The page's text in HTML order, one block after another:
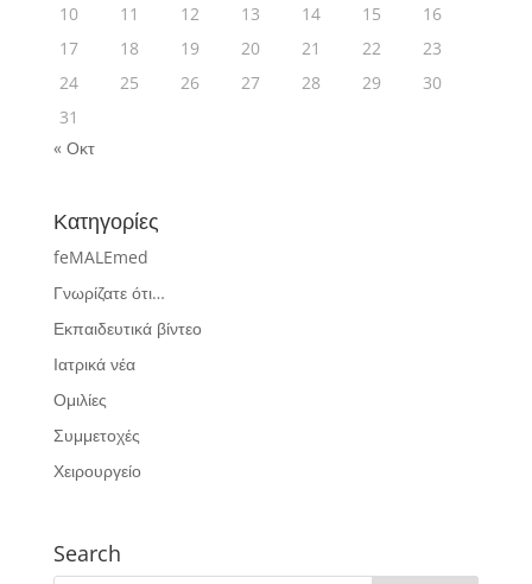
10
11 12 13 14 15
16
17
18 19 20 21 22
23
24
25 26 27 28 29
30
31
« Οκτ
Κατηγορίες
feMALEmed
Γνωρίζατε ότι…
Εκπαιδευτικά βίντεο
Ιατρικά νέα
Ομιλίες
Συμμετοχές
Χειρουργείο
Search